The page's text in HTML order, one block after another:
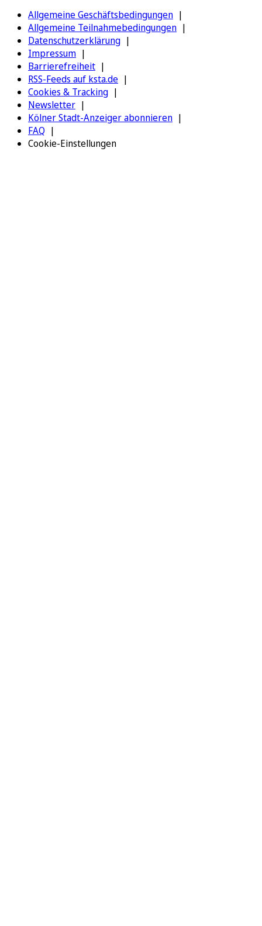
Allgemeine Geschäftsbedingungen
Allgemeine Teilnahmebedingungen
Datenschutzerklärung
Impressum
Barrierefreiheit
RSS-Feeds auf ksta.de
Cookies & Tracking
Newsletter
Kölner Stadt-Anzeiger abonnieren
FAQ
Cookie-Einstellungen